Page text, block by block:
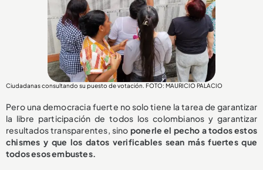
Ciudadanas consultando su puesto de votación. FOTO: MAURICIO PALACIO
Pero una democracia fuerte no solo tiene la tarea de garantizar
la libre participación de todos los colombianos y garantizar
resultados transparentes, sino ponerle el pecho a todos estos
chismes y que los datos verificables sean más fuertes que
todos esos embustes.